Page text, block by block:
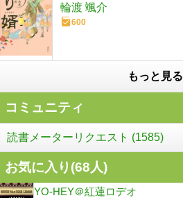
輪渡 颯介
600
もっと見る
コミュニティ
読書メーターリクエスト (1585)
お気に入り(68人)
YO-HEY＠紅蓮ロデオ